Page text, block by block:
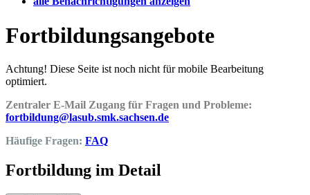
Fortbildungsangebote
Achtung! Diese Seite ist noch nicht für mobile Bearbeitung
optimiert.
Zentraler E-Mail Zugang für Fragen und Probleme:
fortbildung@lasub.smk.sachsen.de
Häufige Fragen: FAQ
Fortbildung im Detail